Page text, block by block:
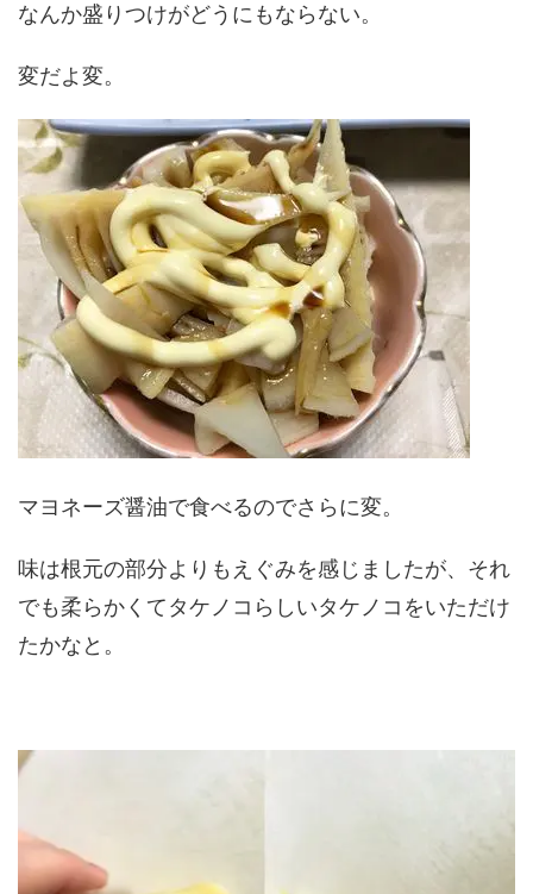
なんか盛りつけがどうにもならない。
変だよ変。
マヨネーズ醤油で食べるのでさらに変。
味は根元の部分よりもえぐみを感じましたが、それ
でも柔らかくてタケノコらしいタケノコをいただけ
たかなと。